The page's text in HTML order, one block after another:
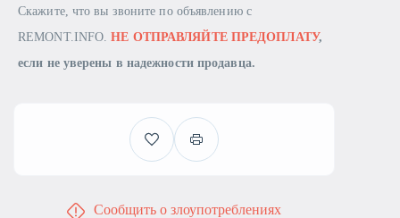
Скажите, что вы звоните по объявлению с
REMONT.INFO.НЕ ОТПРАВЛЯЙТЕ ПРЕДОПЛАТУ,
если не уверены в надежности продавца.
Сообщить о злоупотреблениях